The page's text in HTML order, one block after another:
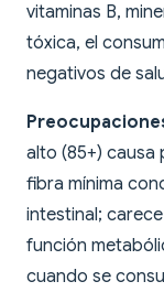
vitaminas B,
tóxica, el
negativos de
alto (85+) causa
fibra mínima
intestinal;
función
cuando se